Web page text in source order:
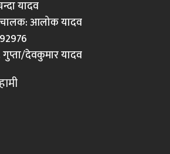
यादव
आलोक यादव
देवकुमार यादव